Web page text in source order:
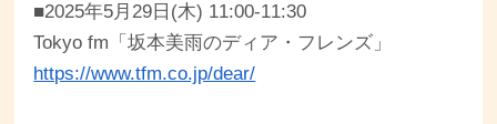
■2025年5月29日(木) 11:00-11:30
Tokyo fm「坂本美雨のディア・フレンズ」
https://www.tfm.co.jp/dear/